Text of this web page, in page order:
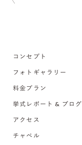
コンセプト
フォトギャラリー
料金プラン
挙式レポート & ブログ
アクセス
チャペル